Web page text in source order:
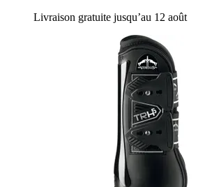
Livraison gratuite jusqu’au 12 août